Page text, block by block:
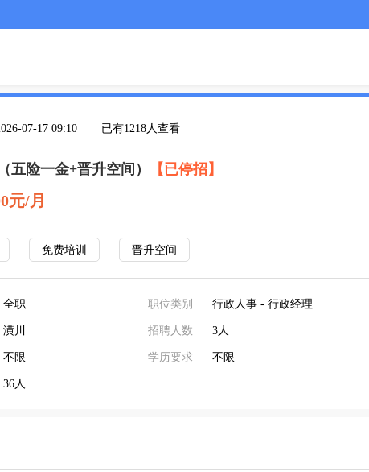
07-17 09:10 已有1218人查看
五险一金+晋升空间） 【已停招】
元/月
免费培训 晋升空间
全职
潢川
不限
36人
职位类别 行政人事 - 行政经理
招聘人数 3人
学历要求 不限